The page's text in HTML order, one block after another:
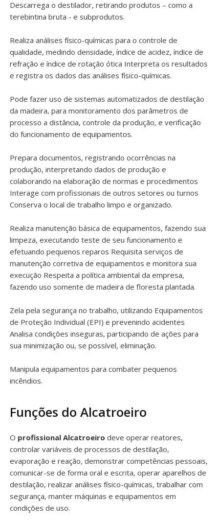
Descarrega o destilador, retirando produtos – como a
terebintina bruta - e subprodutos.
Realiza análises físico-químicas para o controle de
qualidade, medindo densidade, índice de acidez, índice de
refração e índice de rotação ótica Interpreta os resultados
e registra os dados das análises físico-químicas.
Pode fazer uso de sistemas automatizados de destilação
da madeira, para monitoramento dos parâmetros de
processo a distância, controle da produção, e verificação
do funcionamento de equipamentos.
Prepara documentos, registrando ocorrências na
produção, interpretando dados de produção e
colaborando na elaboração de normas e procedimentos
Interage com profissionais de outros setores ou turnos
Conserva o local de trabalho limpo e organizado.
Realiza manutenção básica de equipamentos, fazendo sua
limpeza, executando teste de seu funcionamento e
efetuando pequenos reparos Requisita serviços de
manutenção corretiva de equipamentos e monitora sua
execução Respeita a política ambiental da empresa,
fazendo uso somente de madeira de floresta plantada.
Zela pela segurança no trabalho, utilizando Equipamentos
de Proteção Individual (EPI) e prevenindo acidentes
Analisa condições inseguras, participando de ações para
sua minimização ou, se possível, eliminação.
Manipula equipamentos para combater pequenos
incêndios.
Funções do Alcatroeiro
O profissional Alcatroeiro deve operar reatores,
controlar variáveis de processos de destilação,
evaporação e reação, demonstrar competências pessoais,
comunicar-se de forma oral e escrita, operar aparelhos de
destilação, realizar análises físico-químicas, trabalhar com
segurança, manter máquinas e equipamentos em
condições de uso.